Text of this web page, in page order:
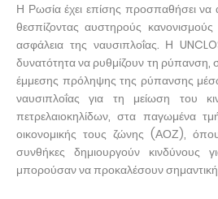
Η Ρωσία έχει επίσης προσπαθήσει να
θεσπίζοντας αυστηρούς
ασφάλεια της ναυσιπλοΐας. Η
δυνατότητα να ρυθμίζουν τη ρύπανση,
έμμεσης πρόληψης της ρύπανσης
ναυσιπλοΐας για τη μείωση του
πετρελαιοκηλίδων, στα παγωμένα
οικονομικής τους ζώνης (ΑΟΖ), όπου
συνθήκες δημιουργούν κινδύνους
μπορούσαν να προκαλέσουν σημαντική